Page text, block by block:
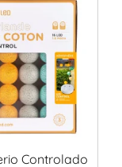
Controlado